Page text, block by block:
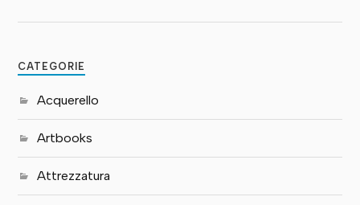
CATEGORIE
Acquerello
Artbooks
Attrezzatura